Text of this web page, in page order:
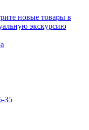
новые товары в
экскурсию
35